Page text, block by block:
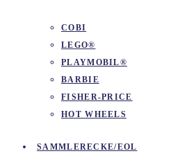
COBI
LEGO®
PLAYMOBIL®
BARBIE
FISHER-PRICE
HOT WHEELS
SAMMLERECKE/EOL